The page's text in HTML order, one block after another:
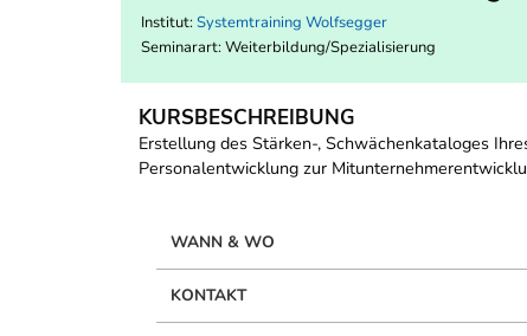
Institut: Systemtraining Wolfsegger
Seminarart: Weiterbildung/Spezialisierung
KURSBESCHREIBUNG
Erstellung des Stärken-, Schwächenkataloges
Personalentwicklung zur
WANN & WO
KONTAKT